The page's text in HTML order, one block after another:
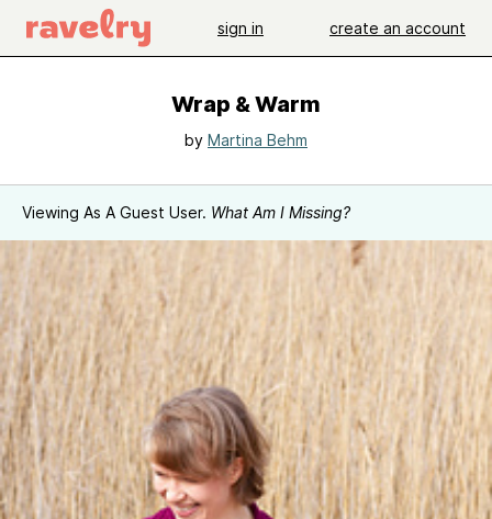
sign in create an account
Wrap & Warm
by Martina Behm
Viewing As A Guest User. What Am I Missing?